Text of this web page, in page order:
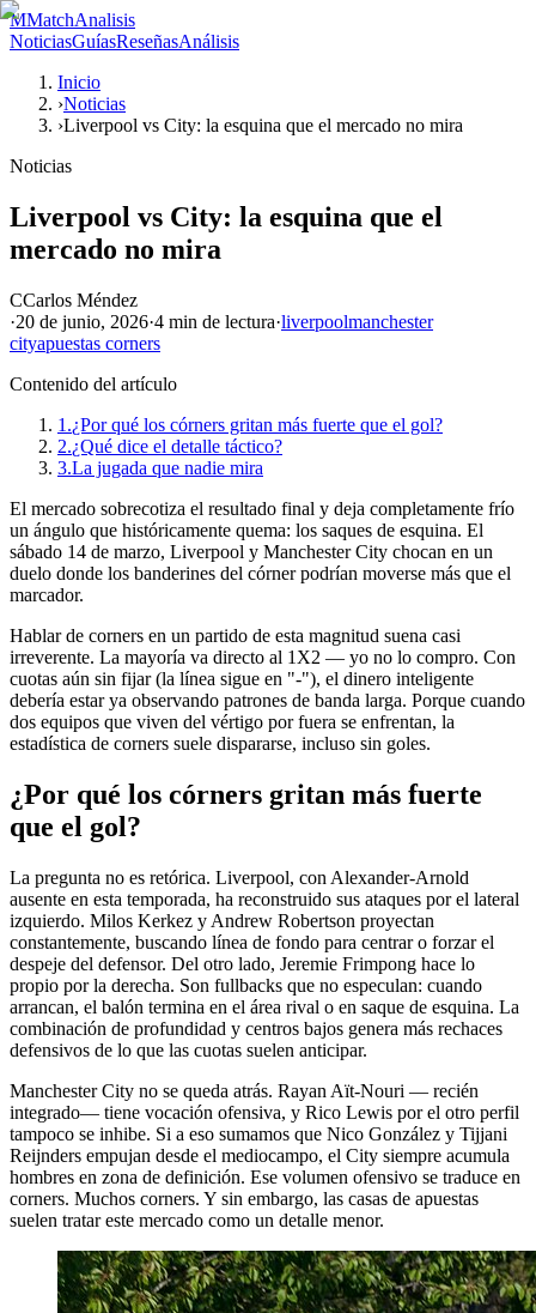
MMatchAnalisis
NoticiasGuíasReseñasAnálisis
Inicio
›Noticias
›Liverpool vs City: la esquina que el mercado no mira
Noticias
Liverpool vs City: la esquina que el
mercado no mira
CCarlos Méndez
·20 de junio, 2026·4 min de lectura·liverpoolmanchester
cityapuestas corners
Contenido del artículo
1.¿Por qué los córners gritan más fuerte que el gol?
2.¿Qué dice el detalle táctico?
3.La jugada que nadie mira
El mercado sobrecotiza el resultado final y deja completamente frío
un ángulo que históricamente quema: los saques de esquina. El
sábado 14 de marzo, Liverpool y Manchester City chocan en un
duelo donde los banderines del córner podrían moverse más que el
marcador.
Hablar de corners en un partido de esta magnitud suena casi
irreverente. La mayoría va directo al 1X2 — yo no lo compro. Con
cuotas aún sin fijar (la línea sigue en "-"), el dinero inteligente
debería estar ya observando patrones de banda larga. Porque cuando
dos equipos que viven del vértigo por fuera se enfrentan, la
estadística de corners suele dispararse, incluso sin goles.
¿Por qué los córners gritan más fuerte
que el gol?
La pregunta no es retórica. Liverpool, con Alexander-Arnold
ausente en esta temporada, ha reconstruido sus ataques por el lateral
izquierdo. Milos Kerkez y Andrew Robertson proyectan
constantemente, buscando línea de fondo para centrar o forzar el
despeje del defensor. Del otro lado, Jeremie Frimpong hace lo
propio por la derecha. Son fullbacks que no especulan: cuando
arrancan, el balón termina en el área rival o en saque de esquina. La
combinación de profundidad y centros bajos genera más rechaces
defensivos de lo que las cuotas suelen anticipar.
Manchester City no se queda atrás. Rayan Aït-Nouri — recién
integrado— tiene vocación ofensiva, y Rico Lewis por el otro perfil
tampoco se inhibe. Si a eso sumamos que Nico González y Tijjani
Reijnders empujan desde el mediocampo, el City siempre acumula
hombres en zona de definición. Ese volumen ofensivo se traduce en
corners. Muchos corners. Y sin embargo, las casas de apuestas
suelen tratar este mercado como un detalle menor.